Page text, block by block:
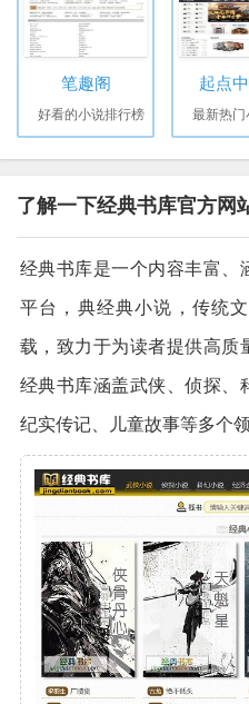
笔趣阁
好看的小说排行榜
起点
最新热门
了解一下经典书库官方网
经典书库是一个内容丰富、
平台，典经典小说，传统
载，致力于为读者提供高质
经典书库涵盖武侠、侦探、
纪实传记、儿童故事等多个